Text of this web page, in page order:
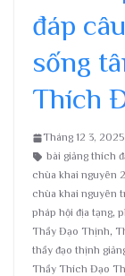
đáp
sống
Thích
Tháng 12 3, 2025
bài giảng thích
chùa khai nguyên
chùa khai nguyên
pháp hội địa tạng,
Thầy Đạo Thịnh,
thầy đạo thịnh
Thầy Thích Đạo